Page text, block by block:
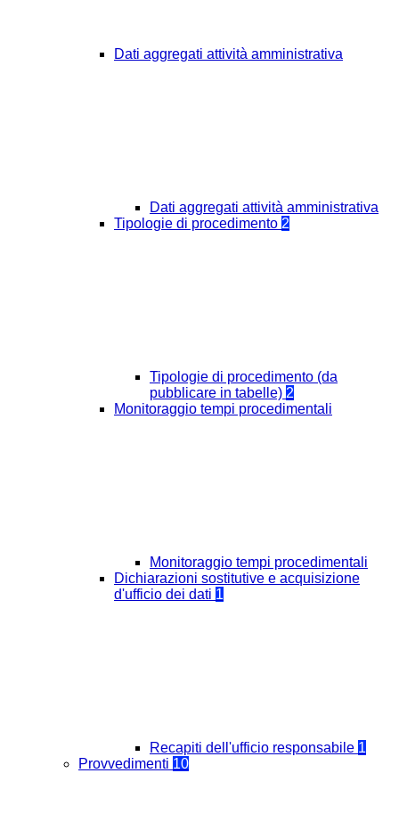
Dati aggregati attività amministrativa
Dati aggregati attività amministrativa
Tipologie di procedimento 2
Tipologie di procedimento (da
pubblicare in tabelle) 2
Monitoraggio tempi procedimentali
Monitoraggio tempi procedimentali
Dichiarazioni sostitutive e acquisizione
d'ufficio dei dati 1
Recapiti dell'ufficio responsabile 1
Provvedimenti 10